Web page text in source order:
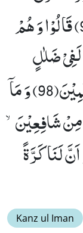
(94) وَ جُنُوْدُ اِبْلِیْسَ اَجْمَعُوْنَﭤ(95) قَالُوْا وَ هُمْ
كُنَّا لَفِیْ ضَلٰلٍ
مُّبِیْنٍۙ (97) اِذْ نُسَوِّیْكُمْ بِرَبِّ الْعٰلَمِیْنَ(98) وَ مَاۤ
فَمَا لَنَا مِنْ شَافِعِیْنَۙ
حَمِیْمٍ(101) فَلَوْ اَنَّ لَنَا كَرَّةً
Kanz ul Iman